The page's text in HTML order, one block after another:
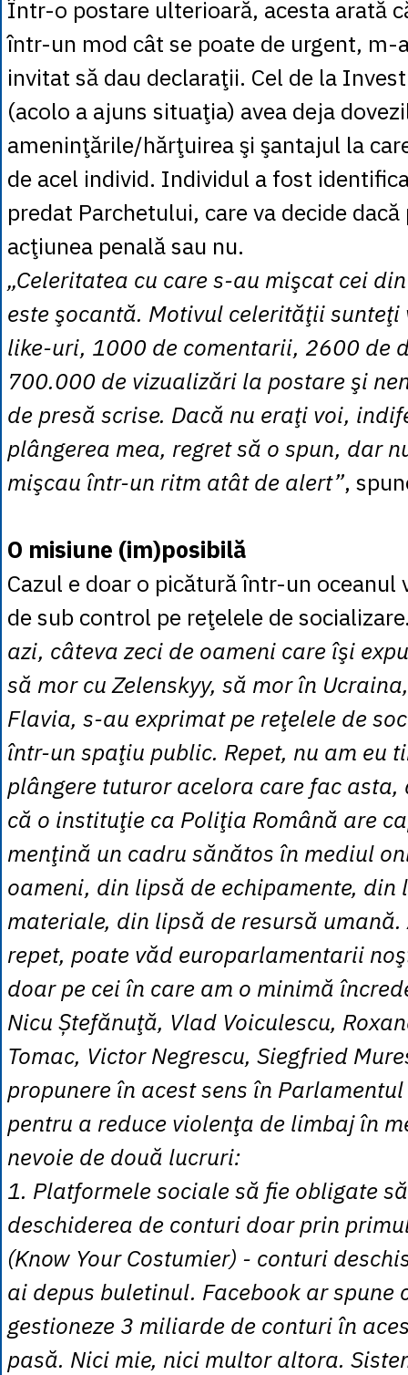
Într-o postare ulterioară, acesta arată
într-un mod cât se poate de urgent, m-
invitat să dau declaraţii. Cel de la
(acolo a ajuns situaţia) avea deja
ameninţările/hărţuirea şi şantajul la
de acel individ. Individul a fost
predat Parchetului, care va decide
acţiunea penală sau nu.
„Celeritatea cu care s-au mişcat cei
este şocantă. Motivul celerităţii
like-uri, 1000 de comentarii, 2600 de
700.000 de vizualizări la postare şi
de presă scrise. Dacă nu eraţi voi,
plângerea mea, regret să o spun, dar
mişcau într-un ritm atât de alert”,
O misiune (im)posibilă
Cazul e doar o picătură într-un oceanul
de sub control pe reţelele de
azi, câteva zeci de oameni care îşi
să mor cu Zelenskyy, să mor în
Flavia, s-au exprimat pe reţelele de
într-un spaţiu public. Repet, nu am eu
plângere tuturor acelora care fac asta,
că o instituţie ca Poliţia Română are
menţină un cadru sănătos în mediul
oameni, din lipsă de echipamente, din
materiale, din lipsă de resursă umană.
repet, poate văd europarlamentarii
doar pe cei în care am o minimă
Nicu Ștefănuţă, Vlad Voiculescu,
Tomac, Victor Negrescu, Siegfried
propunere în acest sens în
pentru a reduce violenţa de limbaj în
nevoie de două lucruri:
1. Platformele sociale să fie obligate
deschiderea de conturi doar prin
(Know Your Costumier) - conturi
ai depus buletinul. Facebook ar spune
gestioneze 3 miliarde de conturi în
pasă. Nici mie, nici multor altora.